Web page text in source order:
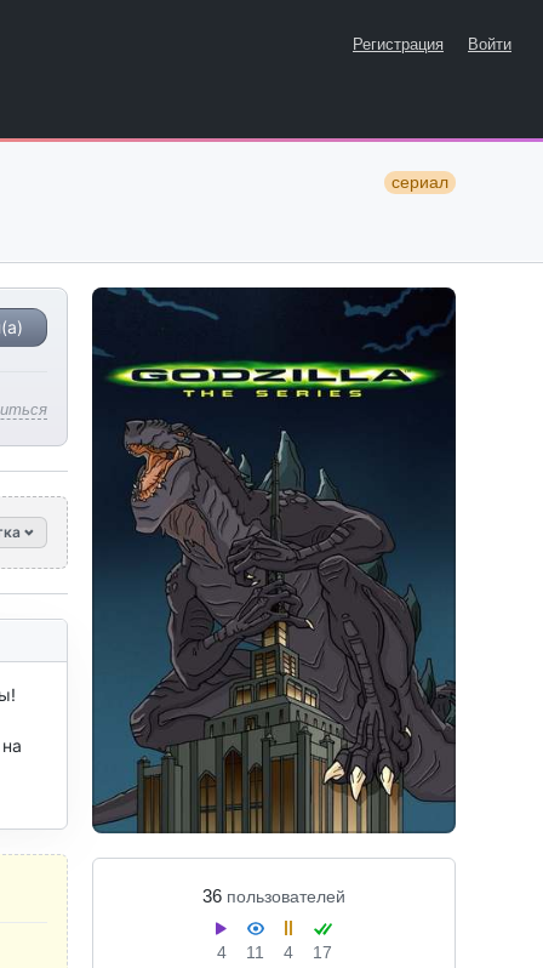
Регистрация Войти
сериал
36 пользователей
4 11 4 17